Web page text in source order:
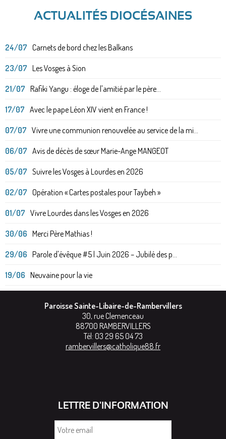
ACTUALITÉS DIOCÉSAINES
24/07 Carnets de bord chez les Balkans
23/07 Les Vosges à Sion
21/07 Rafiki Yangu : éloge de l'amitié par le père...
17/07 Avec le pape Léon XIV vient en France !
07/07 Vivre une communion renouvelée au service de la mi...
06/07 Avis de décès de sœur Marie-Ange MANGEOT
05/07 Suivre les Vosges à Lourdes en 2026
02/07 Opération « Cartes postales pour Taybeh »
01/07 Vivre Lourdes dans les Vosges en 2026
30/06 Merci Père Mathias !
29/06 Parole d'évêque #5 | Juin 2026 – Jubilé des p...
19/06 Neuvaine pour la vie
Paroisse Sainte-Libaire-de-Rambervillers
30, rue Clemenceau
88700 RAMBERVILLERS
Tél: 03 29 65 04 73
rambervillers@catholique88.fr
LETTRE D'INFORMATION